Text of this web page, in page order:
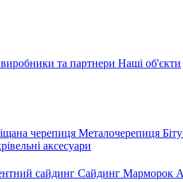
та партнери Наші об'єкти
черепиця Металочерепиця
аксесуари
сайдинг Сайдинг Марморок